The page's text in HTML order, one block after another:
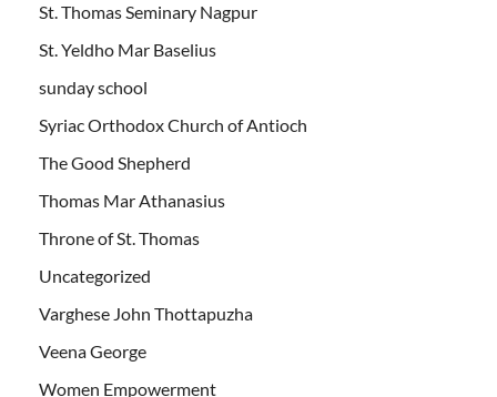
St. Thomas Seminary Nagpur
St. Yeldho Mar Baselius
sunday school
Syriac Orthodox Church of Antioch
The Good Shepherd
Thomas Mar Athanasius
Throne of St. Thomas
Uncategorized
Varghese John Thottapuzha
Veena George
Women Empowerment